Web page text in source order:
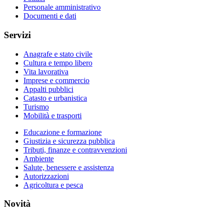
Personale amministrativo
Documenti e dati
Servizi
Anagrafe e stato civile
Cultura e tempo libero
Vita lavorativa
Imprese e commercio
Appalti pubblici
Catasto e urbanistica
Turismo
Mobilità e trasporti
Educazione e formazione
Giustizia e sicurezza pubblica
Tributi, finanze e contravvenzioni
Ambiente
Salute, benessere e assistenza
Autorizzazioni
Agricoltura e pesca
Novità